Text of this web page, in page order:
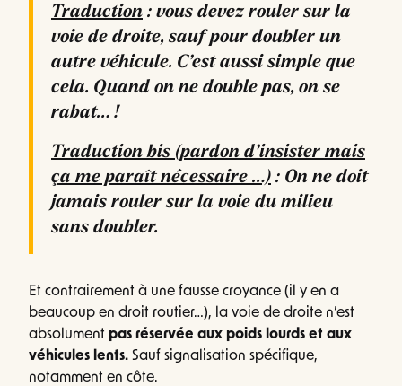
Traduction : vous devez rouler sur la
voie de droite, sauf pour doubler un
autre véhicule. C’est aussi simple que
cela. Quand on ne double pas, on se
rabat… !
Traduction bis (pardon d’insister mais
ça me paraît nécessaire …) : On ne doit
jamais rouler sur la voie du milieu
sans doubler.
Et contrairement à une fausse croyance (il y en a
beaucoup en droit routier…), la voie de droite n’est
absolument pas réservée aux poids lourds et aux
véhicules lents. Sauf signalisation spécifique,
notamment en côte.